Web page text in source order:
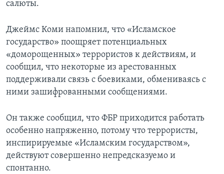
салюты.
Джеймс Коми напомнил, что «Исламское
государство» поощряет потенциальных
«доморощенных» террористов к действиям, и
сообщил, что некоторые из арестованных
поддерживали связь с боевиками, обмениваясь с
ними зашифрованными сообщениями.
Он также сообщил, что ФБР приходится работать
особенно напряженно, потому что террористы,
инспирируемые «Исламским государством»,
действуют совершенно непредсказуемо и
спонтанно.